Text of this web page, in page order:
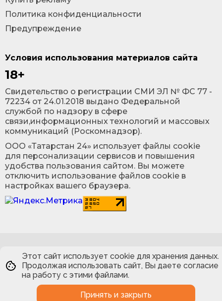
Условия использования материалов сайта
18+
Cвидетельство о регистрации СМИ ЭЛ № ФС 77 -
72234 от 24.01.2018 выдано Федеральной
службой по надзору в сфере
связи,информационных технологий и массовых
коммуникаций (Роскомнадзор).
ООО «Татарстан 24» использует файлы cookie
для персонализации сервисов и повышения
удобства пользования сайтом. Вы можете
отключить использование файлов cookie в
настройках вашего браузера.
Политика конфиденциальности
Предупреждение
Этот сайт использует cookie для хранения данных.
Продолжая использовать сайт, Вы даете согласие
на работу с этими файлами.
Принять и закрыть